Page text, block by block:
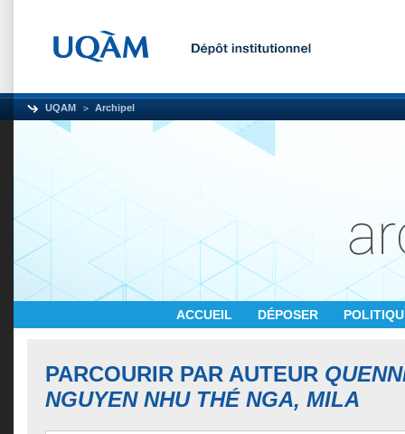
UQAM Archipel
ACCUEIL DÉPOSER
PARCOURIR PAR AUTEUR
NGUYEN NHU THÉ NGA, MILA